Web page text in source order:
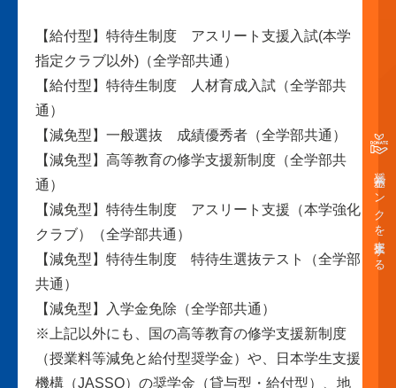
奨学金バンクを支援する
【給付型】特待生制度 アスリート支援入試(本学
指定クラブ以外)（全学部共通）
【給付型】特待生制度 人材育成入試（全学部共
通）
【減免型】一般選抜 成績優秀者（全学部共通）
【減免型】高等教育の修学支援新制度（全学部共
通）
【減免型】特待生制度 アスリート支援（本学強化
クラブ）（全学部共通）
【減免型】特待生制度 特待生選抜テスト（全学部
共通）
【減免型】入学金免除（全学部共通）
※上記以外にも、国の高等教育の修学支援新制度
（授業料等減免と給付型奨学金）や、日本学生支援
機構（JASSO）の奨学金（貸与型・給付型）、地